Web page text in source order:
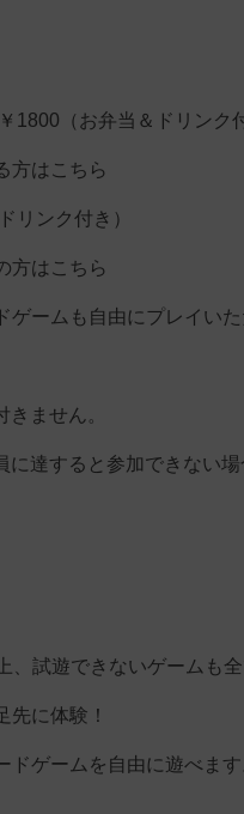
1800（お弁当＆ドリンク
方はこちら
リンク付き）
方はこちら
ームも自由にプレイい
ません。
達すると参加できない
、試遊できないゲームも
先に体験！
ドゲームを自由に遊べま